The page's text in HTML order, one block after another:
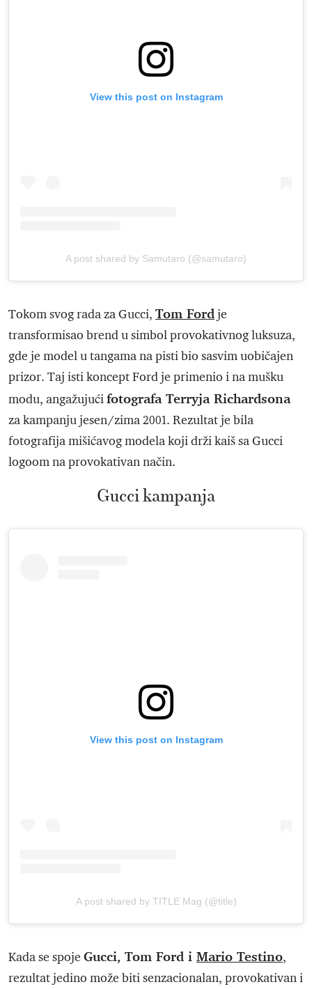
View this post on Instagram
A post shared by Samutaro (@samutaro)
Tokom svog rada za Gucci, Tom Fordje
transformisao brend u simbol provokativnog luksuza,
gde je model u tangama na pisti bio sasvim uobičajen
prizor. Taj isti koncept Ford je primenio i na mušku
modu, angažujućifotografa Terryja Richardsona
za kampanju jesen/zima 2001. Rezultat je bila
fotografija mišićavog modela koji drži kaiš sa Gucci
logoom na provokativan način.
Gucci kampanja
View this post on Instagram
A post shared by TITLE Mag (@title)
Kada se spoje Gucci, Tom Ford i Mario Testino,
rezultat jedino može biti senzacionalan, provokativan i